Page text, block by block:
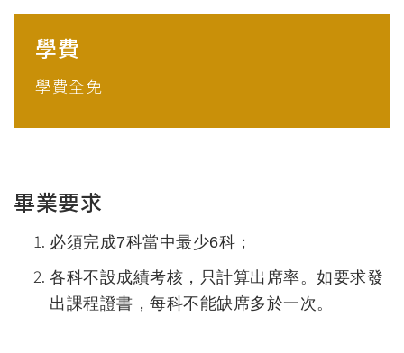
學費
學費全免
畢業要求
必須完成7科當中最少6科；
各科不設成績考核，只計算出席率。如要求發
出課程證書，每科不能缺席多於一次。